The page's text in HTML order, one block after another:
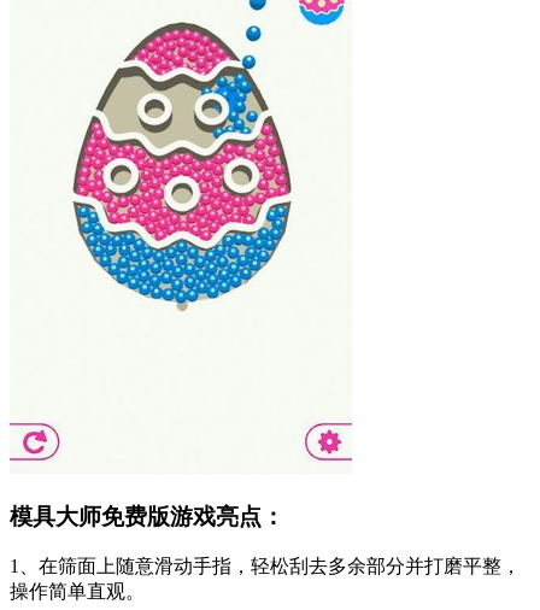
模具大师免费版游戏亮点：
1、在筛面上随意滑动手指，轻松刮去多余部分并打磨平整，
操作简单直观。